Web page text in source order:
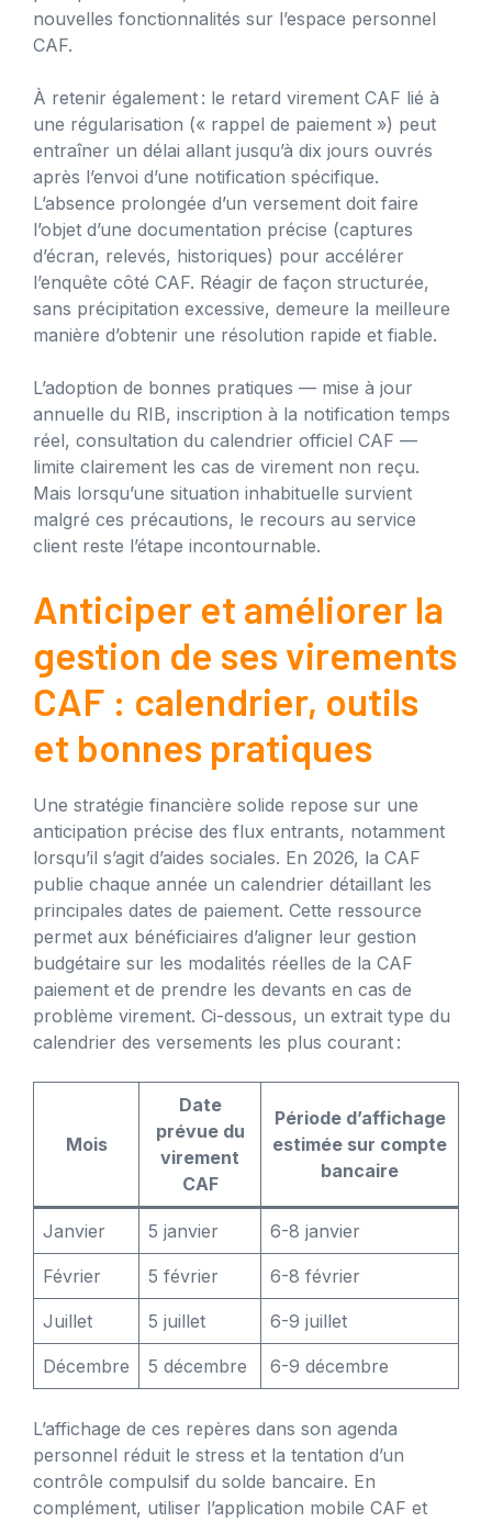
nouvelles fonctionnalités sur l’espace personnel
CAF.
À retenir également : le retard virement CAF lié à
une régularisation (« rappel de paiement ») peut
entraîner un délai allant jusqu’à dix jours ouvrés
après l’envoi d’une notification spécifique.
L’absence prolongée d’un versement doit faire
l’objet d’une documentation précise (captures
d’écran, relevés, historiques) pour accélérer
l’enquête côté CAF. Réagir de façon structurée,
sans précipitation excessive, demeure la meilleure
manière d’obtenir une résolution rapide et fiable.
L’adoption de bonnes pratiques — mise à jour
annuelle du RIB, inscription à la notification temps
réel, consultation du calendrier officiel CAF —
limite clairement les cas de virement non reçu.
Mais lorsqu’une situation inhabituelle survient
malgré ces précautions, le recours au service
client reste l’étape incontournable.
Anticiper et améliorer la
gestion de ses virements
CAF : calendrier, outils
et bonnes pratiques
Une stratégie financière solide repose sur une
anticipation précise des flux entrants, notamment
lorsqu’il s’agit d’aides sociales. En 2026, la CAF
publie chaque année un calendrier détaillant les
principales dates de paiement. Cette ressource
permet aux bénéficiaires d’aligner leur gestion
budgétaire sur les modalités réelles de la CAF
paiement et de prendre les devants en cas de
problème virement. Ci-dessous, un extrait type du
calendrier des versements les plus courant :
Mois
Date
prévue du
virement
CAF
Période d’affichage
estimée sur compte
bancaire
Janvier 5 janvier 6-8 janvier
Février 5 février 6-8 février
Juillet 5 juillet 6-9 juillet
Décembre 5 décembre 6-9 décembre
L’affichage de ces repères dans son agenda
personnel réduit le stress et la tentation d’un
contrôle compulsif du solde bancaire. En
complément, utiliser l’application mobile CAF et